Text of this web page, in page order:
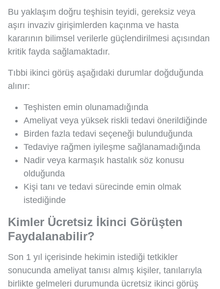
Bu yaklaşım doğru teşhisin teyidi, gereksiz veya
aşırı invaziv girişimlerden kaçınma ve hasta
kararının bilimsel verilerle güçlendirilmesi açısından
kritik fayda sağlamaktadır.
Tıbbi ikinci görüş aşağıdaki durumlar doğduğunda
alınır:
Teşhisten emin olunamadığında
Ameliyat veya yüksek riskli tedavi önerildiğinde
Birden fazla tedavi seçeneği bulunduğunda
Tedaviye rağmen iyileşme sağlanamadığında
Nadir veya karmaşık hastalık söz konusu
olduğunda
Kişi tanı ve tedavi sürecinde emin olmak
istediğinde
Kimler Ücretsiz İkinci Görüşten
Faydalanabilir?
Son 1 yıl içerisinde hekimin istediği tetkikler
sonucunda ameliyat tanısı almış kişiler, tanılarıyla
birlikte gelmeleri durumunda ücretsiz ikinci görüş